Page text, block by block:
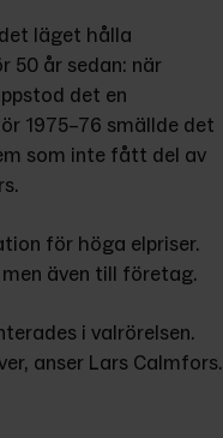
läget hålla
50 år sedan: när
det en
1975–76 smällde det
som inte fått del av
för höga elpriser.
även till företag.
i valrörelsen.
anser Lars Calmfors.